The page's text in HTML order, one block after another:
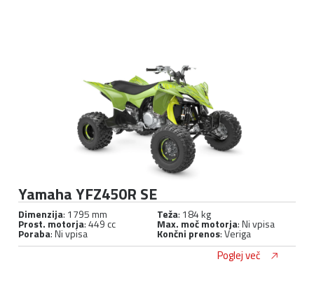
Yamaha YFZ450R SE
Dimenzija: 1795 mm Teža: 184 kg
Prost. motorja: 449 cc Max. moč motorja: Ni vpisa
Poraba: Ni vpisa Končni prenos: Veriga
Poglej več